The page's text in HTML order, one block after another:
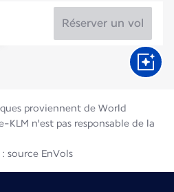
Réserver un vol
proviennent de World
KLM n'est pas responsable de la
source EnVols